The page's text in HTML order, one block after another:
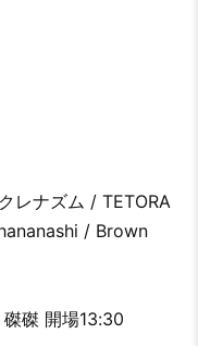
レナズム / TETORA
/ Brown
磔 開場13:30